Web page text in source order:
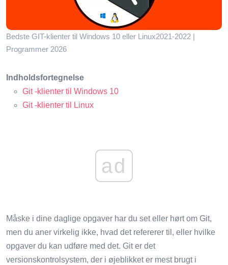
Bedste GIT-klienter til Windows 10 eller Linux2021-2022 |
Programmer 2026
Indholdsfortegnelse
Git -klienter til Windows 10
Git -klienter til Linux
ad
Måske i dine daglige opgaver har du set eller hørt om Git,
men du aner virkelig ikke, hvad det refererer til, eller hvilke
opgaver du kan udføre med det. Git er det
versionskontrolsystem, der i øjeblikket er mest brugt i